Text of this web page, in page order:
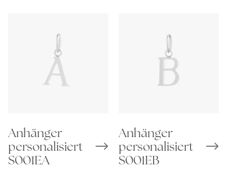
Anhänger
personalisiert
S001EA
Anhänger
personalisiert
S001EB